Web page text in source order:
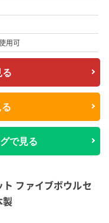
用可
る
で見る
ファイブボウルセ
製